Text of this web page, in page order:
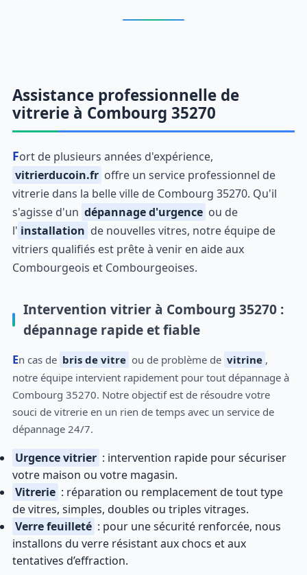
Assistance professionnelle de
vitrerie à Combourg 35270
Fort de plusieurs années d'expérience,
vitrierducoin.fr offre un service professionnel de
vitrerie dans la belle ville de Combourg 35270. Qu'il
s'agisse d'un dépannage d'urgence ou de
l' installation de nouvelles vitres, notre équipe de
vitriers qualifiés est prête à venir en aide aux
Combourgeois et Combourgeoises.
Intervention vitrier à Combourg 35270 :
dépannage rapide et fiable
En cas de bris de vitre ou de problème de vitrine ,
notre équipe intervient rapidement pour tout dépannage à
Combourg 35270. Notre objectif est de résoudre votre
souci de vitrerie en un rien de temps avec un service de
dépannage 24/7.
Urgence vitrier : intervention rapide pour sécuriser
votre maison ou votre magasin.
Vitrerie : réparation ou remplacement de tout type
de vitres, simples, doubles ou triples vitrages.
Verre feuilleté : pour une sécurité renforcée, nous
installons du verre résistant aux chocs et aux
tentatives d’effraction.